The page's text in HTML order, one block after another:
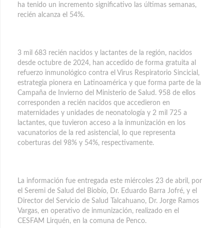
ha tenido un incremento significativo las últimas semanas,
recién alcanza el 54%.
3 mil 683 recién nacidos y lactantes de la región, nacidos
desde octubre de 2024, han accedido de forma gratuita al
refuerzo inmunológico contra el Virus Respiratorio Sincicial,
estrategia pionera en Latinoamérica y que forma parte de la
Campaña de Invierno del Ministerio de Salud. 958 de ellos
corresponden a recién nacidos que accedieron en
maternidades y unidades de neonatología y 2 mil 725 a
lactantes, que tuvieron acceso a la inmunización en los
vacunatorios de la red asistencial, lo que representa
coberturas del 98% y 54%, respectivamente.
La información fue entregada este miércoles 23 de abril, por
el Seremi de Salud del Biobío, Dr. Eduardo Barra Jofré, y el
Director del Servicio de Salud Talcahuano, Dr. Jorge Ramos
Vargas, en operativo de inmunización, realizado en el
CESFAM Lirquén, en la comuna de Penco.